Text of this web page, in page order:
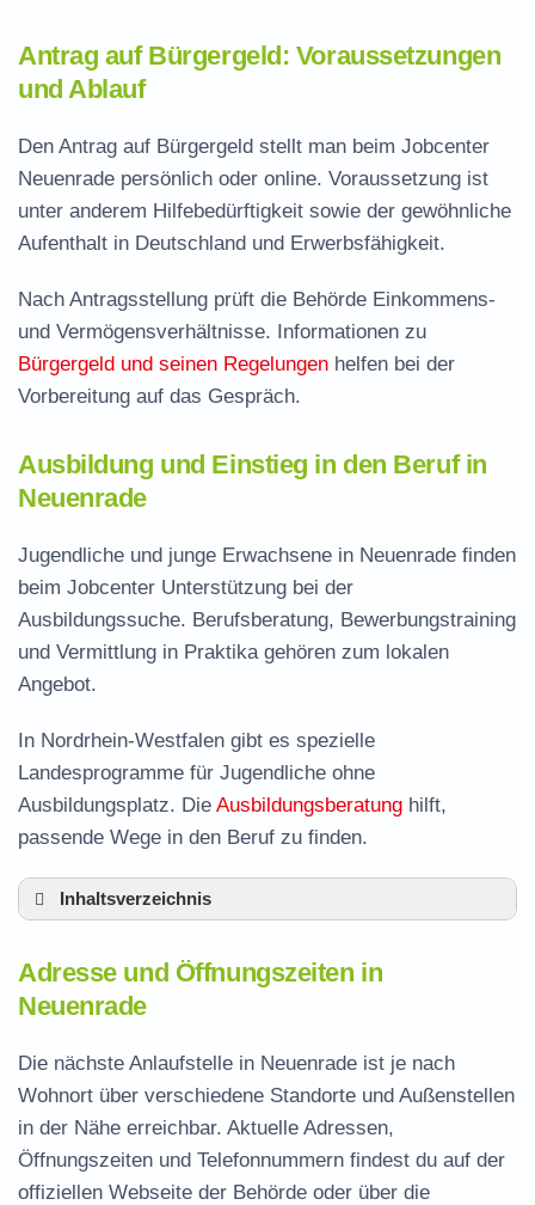
Antrag auf Bürgergeld: Voraussetzungen
und Ablauf
Den Antrag auf Bürgergeld stellt man beim Jobcenter
Neuenrade persönlich oder online. Voraussetzung ist
unter anderem Hilfebedürftigkeit sowie der gewöhnliche
Aufenthalt in Deutschland und Erwerbsfähigkeit.
Nach Antragsstellung prüft die Behörde Einkommens-
und Vermögensverhältnisse. Informationen zu
Bürgergeld und seinen Regelungen helfen bei der
Vorbereitung auf das Gespräch.
Ausbildung und Einstieg in den Beruf in
Neuenrade
Jugendliche und junge Erwachsene in Neuenrade finden
beim Jobcenter Unterstützung bei der
Ausbildungssuche. Berufsberatung, Bewerbungstraining
und Vermittlung in Praktika gehören zum lokalen
Angebot.
In Nordrhein-Westfalen gibt es spezielle
Landesprogramme für Jugendliche ohne
Ausbildungsplatz. Die Ausbildungsberatung hilft,
passende Wege in den Beruf zu finden.
Inhaltsverzeichnis
Leistungen der Arbeitsvermittlung in
Neuenrade
Termin vereinbaren und Bürgergeld beantragen
Jobcenter Märkischer Kreis – zuständige
Stelle
Stellenangebote und Jobbörse in Neuenrade
Adresse und Öffnungszeiten in
Neuenrade
Die nächste Anlaufstelle in Neuenrade ist je nach
Wohnort über verschiedene Standorte und Außenstellen
in der Nähe erreichbar. Aktuelle Adressen,
Öffnungszeiten und Telefonnummern findest du auf der
offiziellen Webseite der Behörde oder über die